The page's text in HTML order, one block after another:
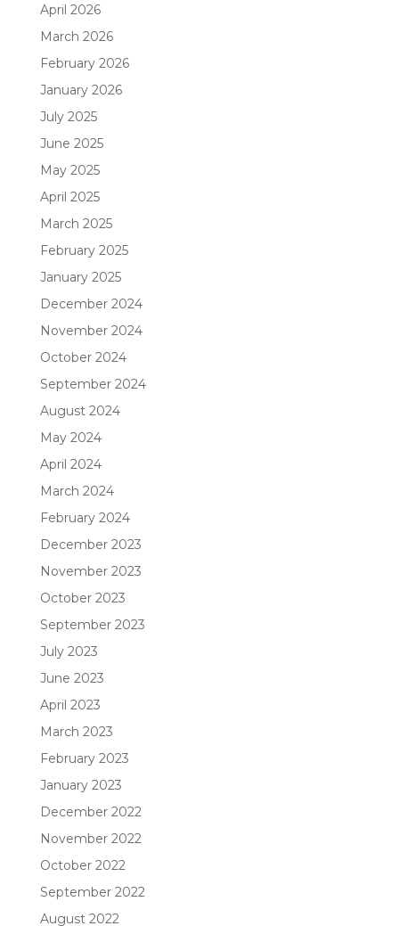
April 2026
March 2026
February 2026
January 2026
July 2025
June 2025
May 2025
April 2025
March 2025
February 2025
January 2025
December 2024
November 2024
October 2024
September 2024
August 2024
May 2024
April 2024
March 2024
February 2024
December 2023
November 2023
October 2023
September 2023
July 2023
June 2023
April 2023
March 2023
February 2023
January 2023
December 2022
November 2022
October 2022
September 2022
August 2022